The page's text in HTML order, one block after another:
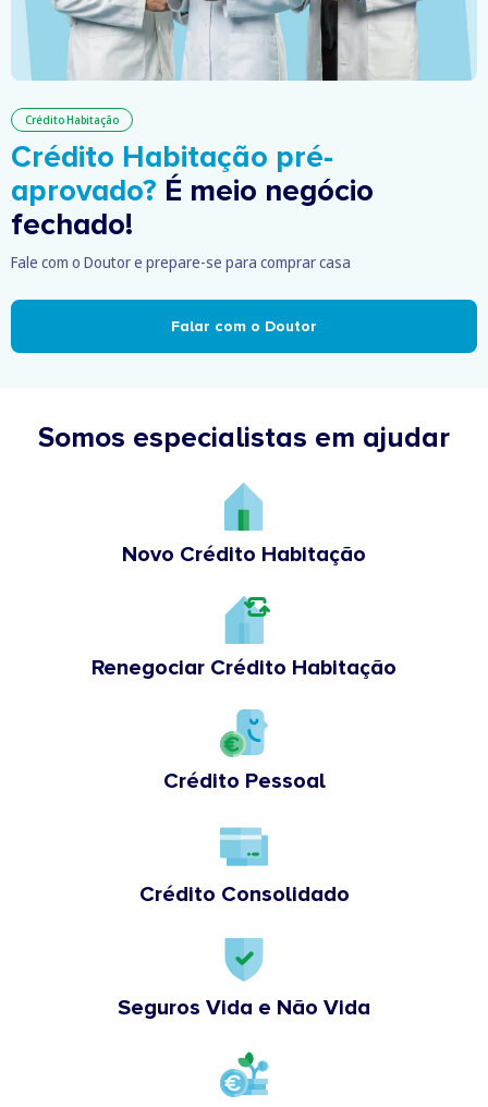
Crédito Habitação
Crédito Habitação pré-
aprovado? É meio negócio
fechado!
Fale com o Doutor e prepare-se para comprar casa
Falar com o Doutor
Somos especialistas em ajudar
Novo Crédito Habitação
Renegociar Crédito Habitação
Crédito Pessoal
Crédito Consolidado
Seguros Vida e Não Vida